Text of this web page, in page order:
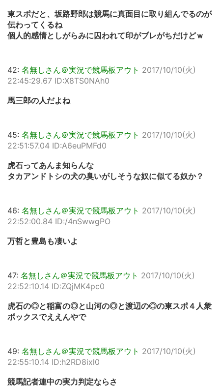
東スポだと、坂路野郎は競馬に真面目に取り組んでるのが
伝わってくるね
個人的感情としがらみに囚われて印がブレがちだけどｗ
42: 名無しさん＠実況で競馬板アウト 2017/10/10(火)
22:45:29.67 ID:X8TS0NAh0
馬三郎の人だよね
45: 名無しさん＠実況で競馬板アウト 2017/10/10(火)
22:51:57.04 ID:A6euPMFd0
虎石ってあんま知らんな
タカアンドトシの犬の臭いがしそうな奴に似てる奴か？
46: 名無しさん＠実況で競馬板アウト 2017/10/10(火)
22:52:00.84 ID:/4nSwwgPO
万哲と豊島も凄いよ
47: 名無しさん＠実況で競馬板アウト 2017/10/10(火)
22:52:10.14 ID:ZQjMK4pc0
虎石の◎と稲富の◎と山河の◎と渡辺の◎の東スポ４人衆
ボックスでええんやで
49: 名無しさん＠実況で競馬板アウト 2017/10/10(火)
22:55:10.14 ID:h2RD8ixl0
競馬記者連中の実力判定ならさ